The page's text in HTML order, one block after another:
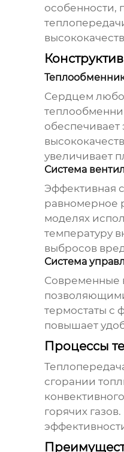
особенности,
Сердцем
увеличивает
Система
Эффективная
равномерное
моделях
температуру
выбросов
Система
Современные
термостаты с
повышает
Процессы
сгорании
горячих газов.